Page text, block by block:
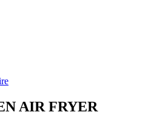
AIR FRYER